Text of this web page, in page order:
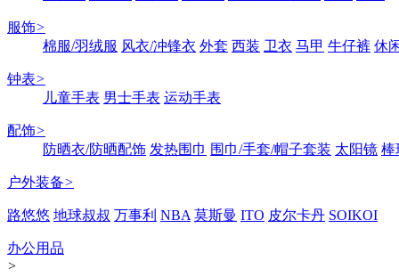
服饰>
棉服/羽绒服 风衣/冲锋衣 外套 西装 卫衣 马甲 牛仔裤 休
钟表>
儿童手表 男士手表 运动手表
配饰>
防晒衣/防晒配饰 发热围巾 围巾/手套/帽子套装 太阳镜 棒
户外装备>
路悠悠 地球叔叔 万事利 NBA 莫斯曼 ITO 皮尔卡丹 SOIKOI
办公用品
>